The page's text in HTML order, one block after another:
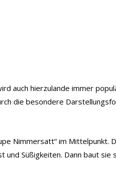
auch hierzulande immer
die besondere
Nimmersatt“ im Mittelpunkt.
und Süßigkeiten. Dann baut